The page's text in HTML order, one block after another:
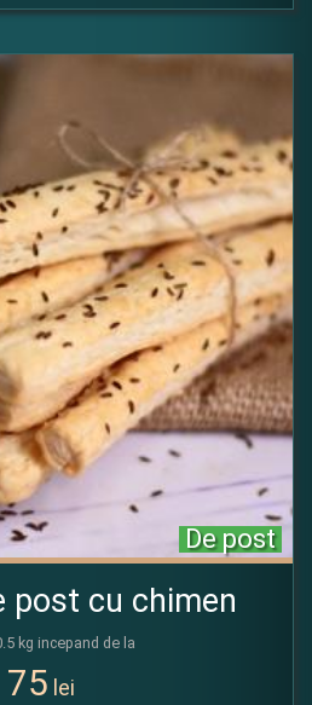
De post
post cu chimen
kg incepand de la
75 lei